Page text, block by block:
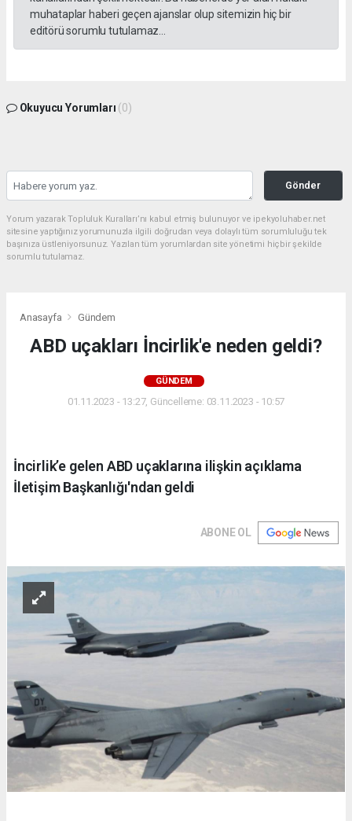
muhataplar haberi geçen ajanslar olup sitemizin hiç bir
editörü sorumlu tutulamaz...
Okuyucu Yorumları (0)
Gönder
Yorum yazarak Topluluk Kuralları’nı kabul etmiş bulunuyor ve ipekyoluhaber.net
sitesine yaptığınız yorumunuzla ilgili doğrudan veya dolaylı tüm sorumluluğu tek
başınıza üstleniyorsunuz. Yazılan tüm yorumlardan site yönetimi hiçbir şekilde
sorumlu tutulamaz.
Anasayfa Gündem
ABD uçakları İncirlik'e neden geldi?
GÜNDEM
01.11.2023 - 13:27, Güncelleme: 03.11.2023 - 10:57
İncirlik’e gelen ABD uçaklarına ilişkin açıklama
İletişim Başkanlığı'ndan geldi
ABONE OL